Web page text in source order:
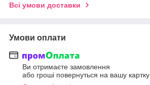
Всі умови доставки
Умови оплати
Ви отримаєте замовлення
або гроші повернуться на вашу картку